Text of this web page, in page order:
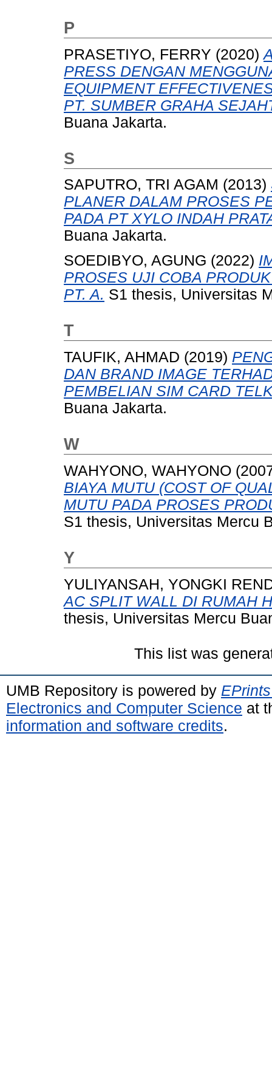
P
PRASETIYO, FERRY (2020)
PRESS DENGAN
EQUIPMENT
PT. SUMBER GRAHA
Buana Jakarta.
S
SAPUTRO, TRI AGAM (2013)
PLANER DALAM PROSES
PADA PT XYLO INDAH
Buana Jakarta.
SOEDIBYO, AGUNG (2022)
PROSES UJI COBA
PT. A. S1 thesis, Universitas
T
TAUFIK, AHMAD (2019)
DAN BRAND IMAGE
PEMBELIAN SIM CARD
Buana Jakarta.
W
WAHYONO, WAHYONO
BIAYA MUTU (COST OF
MUTU PADA PROSES
S1 thesis, Universitas Mercu
Y
YULIYANSAH, YONGKI
AC SPLIT WALL DI RUMAH
thesis, Universitas Mercu
This list was
UMB Repository is powered by
Electronics and Computer Science at
information and software credits.